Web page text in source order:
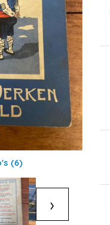
(6)
›